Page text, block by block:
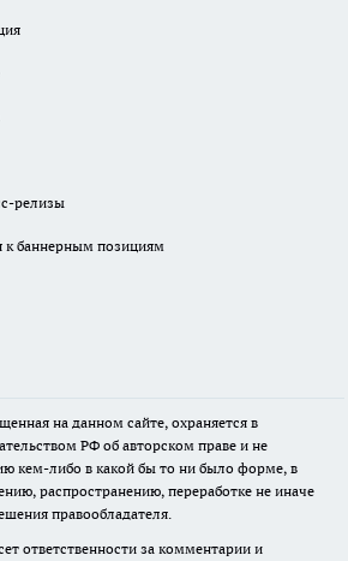
релизы
к баннерным позициям
на данном сайте, охраняется в
РФ об авторском праве и не
кем-либо в какой бы то ни было форме, в
распространению, переработке не иначе
правообладателя.
ответственности за комментарии и